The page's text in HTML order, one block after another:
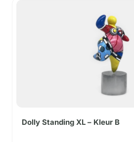
Dolly Standing XL – Kleur B